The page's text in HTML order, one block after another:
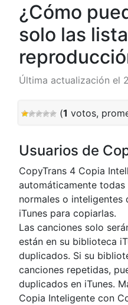
¿Cómo
solo las
Última actualización el
(1 votos,
Usuarios de
CopyTrans 4 Copia
automáticamente
normales o inteligentes
iTunes para copiarlas.
Las canciones solo
están en su biblioteca
duplicados. Si su
canciones repetidas,
duplicados en iTunes.
Copia Inteligente con